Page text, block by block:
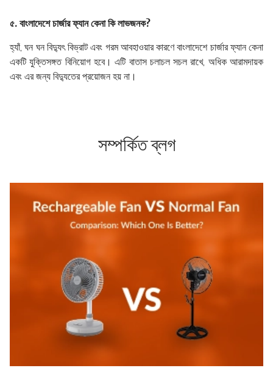
৫. বাংলাদেশে চার্জার ফ্যান কেনা কি লাভজনক?
হ্যাঁ, ঘন ঘন বিদ্যুৎ বিভ্রাট এবং গরম আবহাওয়ার কারণে বাংলাদেশে চার্জার ফ্যান কেনা
একটি যুক্তিসঙ্গত বিনিয়োগ হবে। এটি বাতাস চলাচল সচল রাখে, অধিক আরামদায়ক
এবং এর জন্য বিদ্যুতের প্রয়োজন হয় না।
সম্পর্কিত ব্লগ